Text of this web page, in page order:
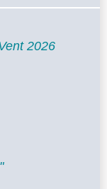
2026